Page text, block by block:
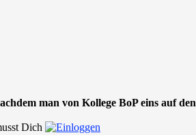
man von Kollege BoP eins auf den
Dich